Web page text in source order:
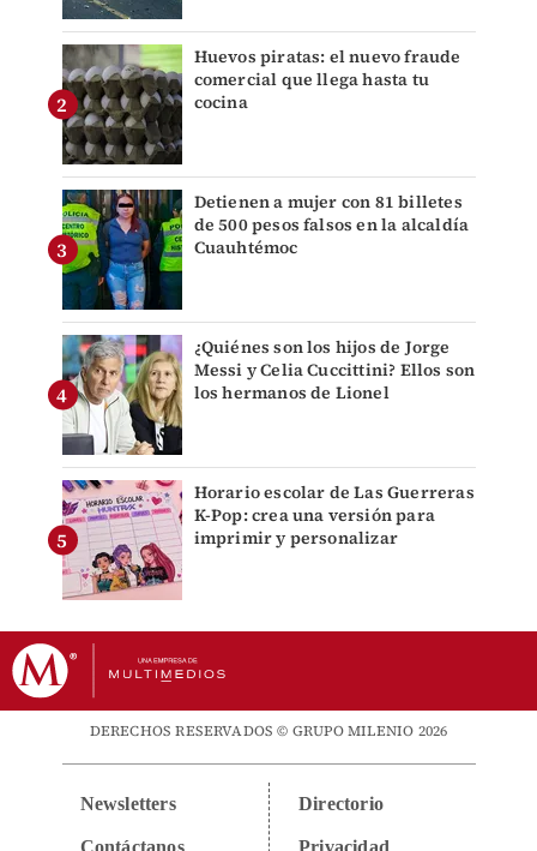
Huevos piratas: el nuevo fraude
comercial que llega hasta tu
cocina
Detienen a mujer con 81 billetes
de 500 pesos falsos en la alcaldía
Cuauhtémoc
¿Quiénes son los hijos de Jorge
Messi y Celia Cuccittini? Ellos son
los hermanos de Lionel
Horario escolar de Las Guerreras
K-Pop: crea una versión para
imprimir y personalizar
DERECHOS RESERVADOS © GRUPO MILENIO 2026
Newsletters
Contáctanos
Directorio
Privacidad